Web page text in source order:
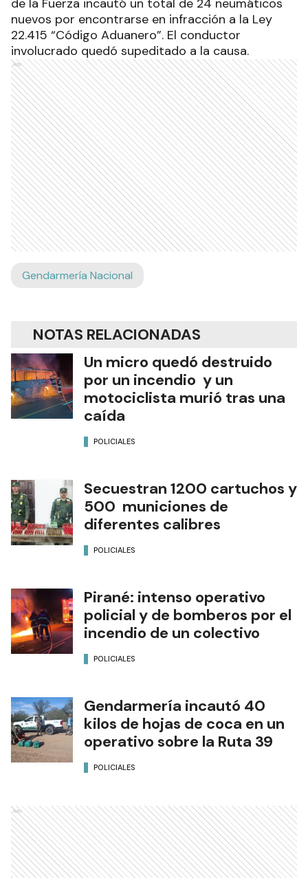
Los uniformados observaron que los neumáticos
colocados en el rodado eran nuevos, por lo que
iniciaron una inspección municiosa de la carga del
mismo, constatando que transportaba cubiertas
usadas con bandas de rodamiento desgastadas.
Al encontrarse frente a un presunto hecho ilícito,
los gendarmes dieron intervención al Juzgado
Federal N° 2 de Formosa y al personal de la AFIP-
DGA de la provincia.
Como resultado del procedimiento, el personal
de la Fuerza incautó un total de 24 neumáticos
nuevos por encontrarse en infracción a la Ley
22.415 “Código Aduanero”. El conductor
involucrado quedó supeditado a la causa.
Gendarmería Nacional
NOTAS RELACIONADAS
por un incendio y un
motociclista murió tras una
caída
POLICIALES
Secuestran 1200 cartuchos y
500 municiones de
diferentes calibres
POLICIALES
Pirané: intenso operativo
policial y de bomberos por el
incendio de un colectivo